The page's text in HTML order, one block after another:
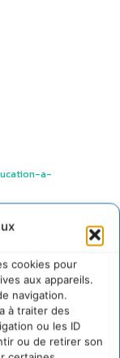
cookies pour
aux appareils.
navigation.
à traiter des
ou les ID
ou de retirer son
a-